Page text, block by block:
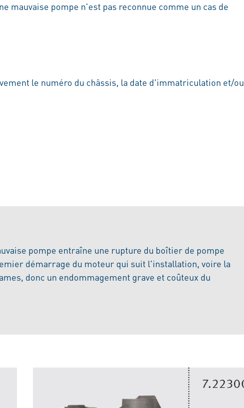
mauvaise pompe n'est pas reconnue comme un cas de
le numéro du châssis, la date d'immatriculation et/ou
pompe entraîne une rupture du boîtier de pompe
démarrage du moteur qui suit l'installation, voire la
donc un endommagement grave et coûteux du